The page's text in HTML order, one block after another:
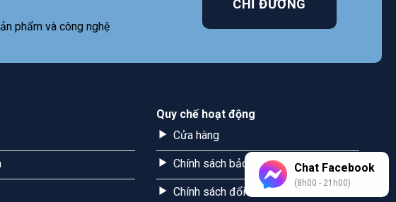
phẩm và công nghệ
CHỈ ĐƯỜNG
Quy chế hoạt động
Cửa hàng
Chính sách bảo mật
Chính sách đổi trả
Chat Facebook
(8h00 - 21h00)